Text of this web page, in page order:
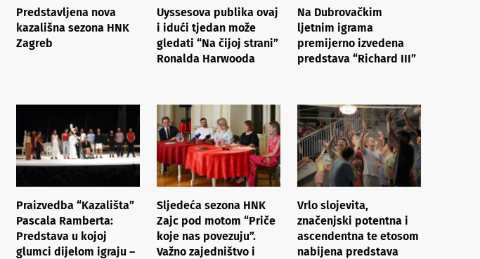
Predstavljena nova
kazališna sezona HNK
Zagreb
Uyssesova publika ovaj
i idući tjedan može
gledati “Na čijoj strani”
Ronalda Harwooda
Na Dubrovačkim
ljetnim igrama
premijerno izvedena
predstava “Richard III”
Praizvedba “Kazališta”
Pascala Ramberta:
Predstava u kojoj
glumci dijelom igraju –
Sljedeća sezona HNK
Zajc pod motom “Priče
koje nas povezuju”.
Važno zajedništvo i
Vrlo slojevita,
značenjski potentna i
ascendentna te etosom
nabijena predstava